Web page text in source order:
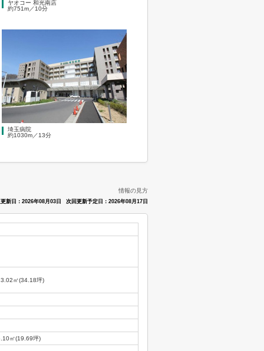
ヤオコー 和光南店
約751m／10分
埼玉病院
約1030m／13分
情報の見方
新日：2026年08月03日 次回更新予定日：2026年08月17日
㎡(34.18坪)
㎡(19.69坪)